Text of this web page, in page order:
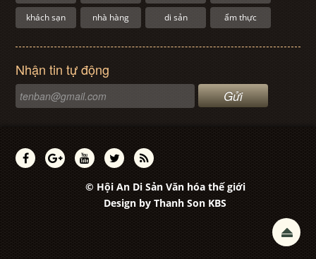
khách sạn nhà hàng di sản ẩm thực
Nhận tin tự động
© Hội An Di Sản Văn hóa thế giới
Design by Thanh Son KBS